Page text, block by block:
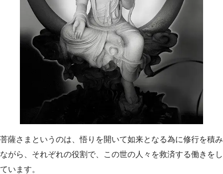
菩薩さまというのは、悟りを開いて如来となる為に修行を積み
ながら、それぞれの役割で、この世の人々を救済する働きをし
ています。